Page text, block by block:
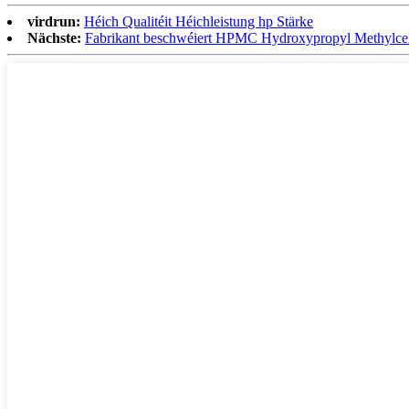
virdrun: Héich Qualitéit Héichleistung hp Stärke
Nächste: Fabrikant beschwéiert HPMC Hydroxypropyl